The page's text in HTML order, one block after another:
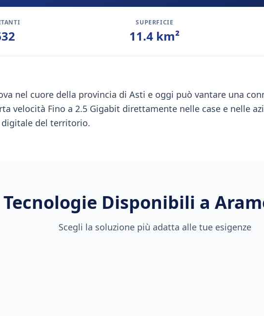
SUPERFICIE
11.4 km²
nel cuore della provincia di Asti e oggi può vantare una
velocità Fino a 2.5 Gigabit direttamente nelle case e nelle
del territorio.
Tecnologie Disponibili a
Scegli la soluzione più adatta alle tue esigenze